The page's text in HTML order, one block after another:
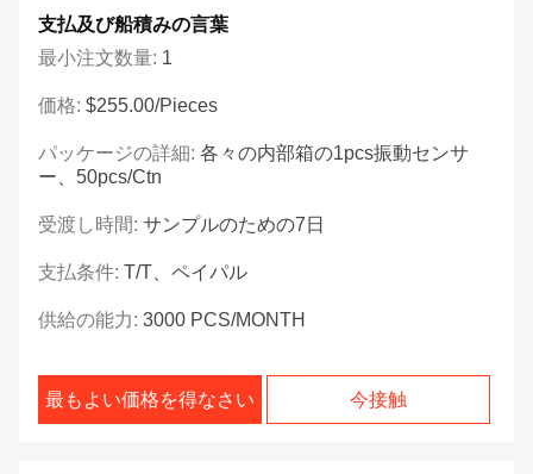
支払及び船積みの言葉
最小注文数量: 1
価格: $255.00/Pieces
パッケージの詳細: 各々の内部箱の1pcs振動センサ
ー、50pcs/ctn
受渡し時間: サンプルのための7日
支払条件: T/T、ペイパル
供給の能力: 3000 PCS/MONTH
最もよい価格を得なさい 今接触